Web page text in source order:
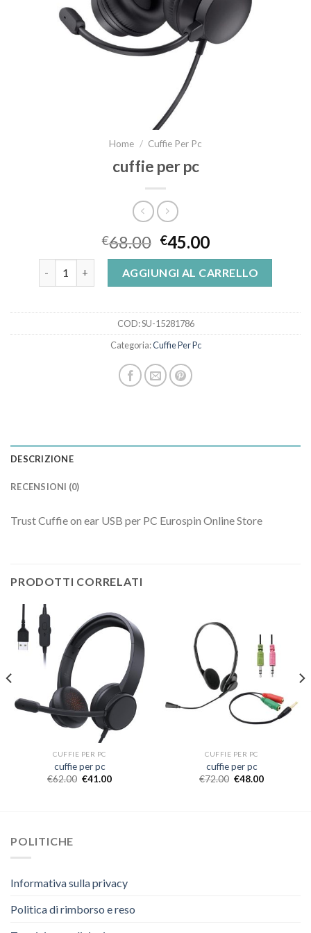
Home / Cuffie Per Pc
cuffie per pc
€68.00 €45.00
AGGIUNGI AL CARRELLO
COD:SU-15281786
Categoria:Cuffie Per Pc
DESCRIZIONE
RECENSIONI (0)
Trust Cuffie on ear USB per PC Eurospin Online Store
PRODOTTI CORRELATI
CUFFIE PER PC
cuffie per pc
€62.00 €41.00
CUFFIE PER PC
cuffie per pc
€72.00 €48.00
POLITICHE
Informativa sulla privacy
Politica di rimborso e reso